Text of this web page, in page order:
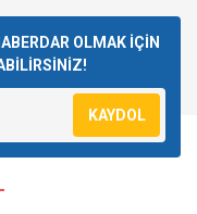
OLMAK İÇİN
KAYDOL